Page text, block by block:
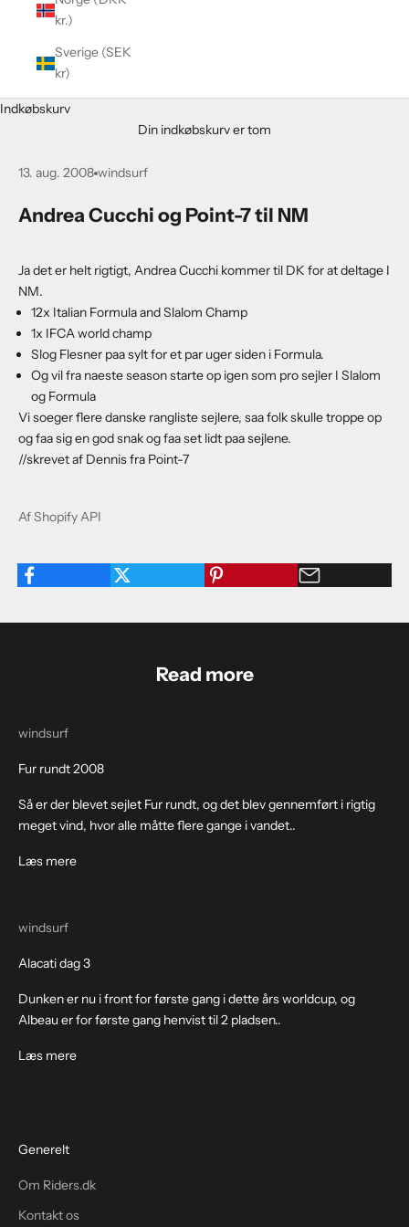
kr.)
Sverige (SEK
kr)
Indkøbskurv
Din indkøbskurv er tom
13. aug. 2008 windsurf
Andrea Cucchi og Point-7 til NM
Ja det er helt rigtigt, Andrea Cucchi kommer til DK for at deltage I
NM.
12x Italian Formula and Slalom Champ
1x IFCA world champ
Slog Flesner paa sylt for et par uger siden i Formula.
Og vil fra naeste season starte op igen som pro sejler I Slalom
og Formula
Vi soeger flere danske rangliste sejlere, saa folk skulle troppe op
og faa sig en god snak og faa set lidt paa sejlene.
//skrevet af Dennis fra Point-7
Af Shopify API
Read more
windsurf
Fur rundt 2008
Så er der blevet sejlet Fur rundt, og det blev gennemført i rigtig
meget vind, hvor alle måtte flere gange i vandet..
Læs mere
windsurf
Alacati dag 3
Dunken er nu i front for første gang i dette års worldcup, og
Albeau er for første gang henvist til 2 pladsen..
Læs mere
Generelt
Om Riders.dk
Kontakt os